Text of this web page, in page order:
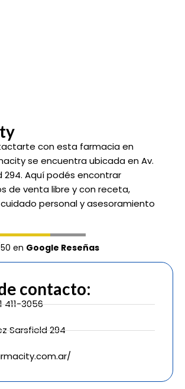
con esta farmacia en
se encuentra ubicada en Av.
294. Aquí podés encontrar
de venta libre y con receta,
personal y asesoramiento
en Google Reseñas
contacto:
411-3056
Sarsfield 294